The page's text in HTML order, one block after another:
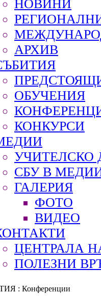
НОВИНИ
АРХИВ
ОБУЧЕНИЯ
КОНКУРСИ
УЧИТЕЛСКО
СБУ В
ГАЛЕРИЯ
ФОТО
ВИДЕО
ЦЕНТРАЛА
ПОЛЕЗНИ
: Конференции